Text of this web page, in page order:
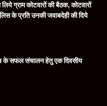
ग्राम कोटवारों की बैठक, कोटवारों
के प्रति उनकी जवाबदेही की दिये
के सफल संचालन हेतु एक दिवसीय